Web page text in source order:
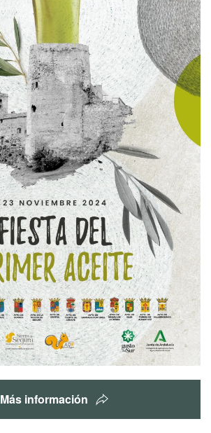
Más información